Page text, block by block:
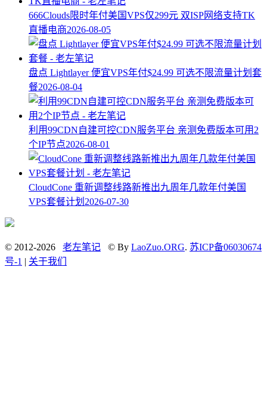
666Clouds限时年付美国VPS仅299元 双ISP网络支持TK
直播电商2026-08-05
盘点 Lightlayer 便宜VPS年付$24.99 可选不限流量计划套
餐2026-08-04
利用99CDN自建可控CDN服务平台 亲测免费版本可用2
个IP节点2026-08-01
CloudCone 重新调整线路新推出九周年几款年付美国
VPS套餐计划 2026-07-30
© 2012-2026 老左笔记 © By LaoZuo.ORG. 苏ICP备06030674
号-1 | 关于我们